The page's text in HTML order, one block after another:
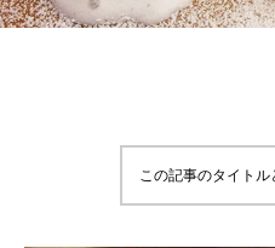
この記事のタイト